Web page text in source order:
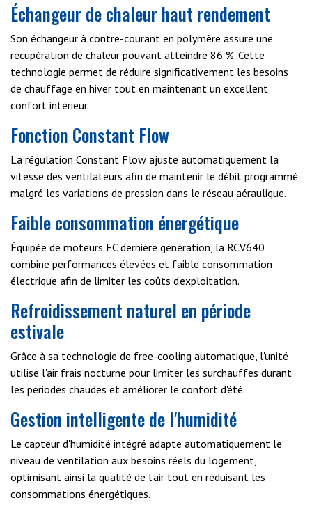
Échangeur de chaleur haut rendement
Son échangeur à contre-courant en polymère assure une
récupération de chaleur pouvant atteindre 86 %. Cette
technologie permet de réduire significativement les besoins
de chauffage en hiver tout en maintenant un excellent
confort intérieur.
Fonction Constant Flow
La régulation Constant Flow ajuste automatiquement la
vitesse des ventilateurs afin de maintenir le débit programmé
malgré les variations de pression dans le réseau aéraulique.
Faible consommation énergétique
Équipée de moteurs EC dernière génération, la RCV640
combine performances élevées et faible consommation
électrique afin de limiter les coûts d'exploitation.
Refroidissement naturel en période
estivale
Grâce à sa technologie de free-cooling automatique, l'unité
utilise l'air frais nocturne pour limiter les surchauffes durant
les périodes chaudes et améliorer le confort d'été.
Gestion intelligente de l'humidité
Le capteur d'humidité intégré adapte automatiquement le
niveau de ventilation aux besoins réels du logement,
optimisant ainsi la qualité de l'air tout en réduisant les
consommations énergétiques.